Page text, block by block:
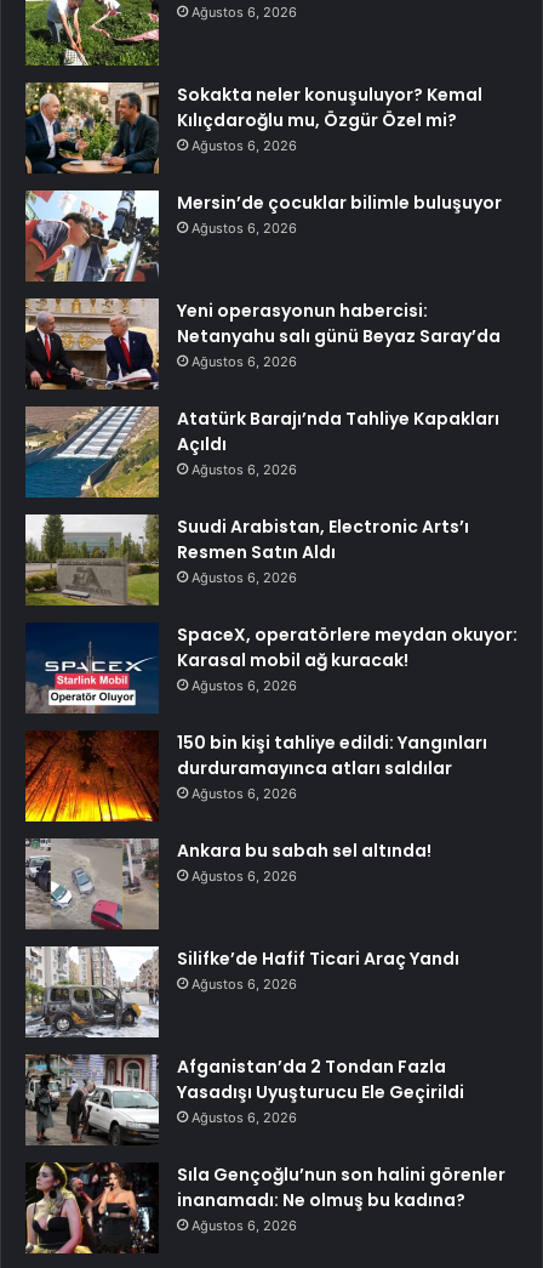
Ağustos 6, 2026
Sokakta neler konuşuluyor? Kemal
Kılıçdaroğlu mu, Özgür Özel mi?
Ağustos 6, 2026
Mersin’de çocuklar bilimle buluşuyor
Ağustos 6, 2026
Yeni operasyonun habercisi:
Netanyahu salı günü Beyaz Saray’da
Ağustos 6, 2026
Atatürk Barajı’nda Tahliye Kapakları
Açıldı
Ağustos 6, 2026
Suudi Arabistan, Electronic Arts’ı
Resmen Satın Aldı
Ağustos 6, 2026
SpaceX, operatörlere meydan okuyor:
Karasal mobil ağ kuracak!
Ağustos 6, 2026
150 bin kişi tahliye edildi: Yangınları
durduramayınca atları saldılar
Ağustos 6, 2026
Ankara bu sabah sel altında!
Ağustos 6, 2026
Silifke’de Hafif Ticari Araç Yandı
Ağustos 6, 2026
Afganistan’da 2 Tondan Fazla
Yasadışı Uyuşturucu Ele Geçirildi
Ağustos 6, 2026
Sıla Gençoğlu’nun son halini görenler
inanamadı: Ne olmuş bu kadına?
Ağustos 6, 2026